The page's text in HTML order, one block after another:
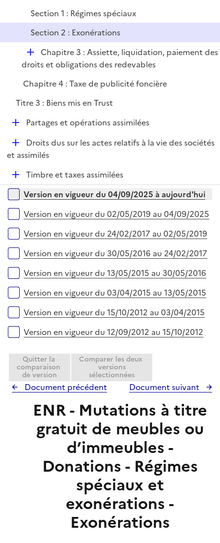
r
e
r
p
i
r
Section 1 : Régimes spéciaux
Section 2 : Exonérations
D
é
l
i
r
Chapitre 3 : Assiette, liquidation, paiement des
droits et obligations des redevables
Chapitre 4 : Taxe de publicité foncière
Titre 3 : Biens mis en Trust
D
l
r
Partages et opérations assimilées
D
é
e
r
Droits dus sur les actes relatifs à la vie des sociétés
et assimilés
D
é
p
e
Timbre et taxes assimilées
Versions sur la période
Version en vigueur du 04/09/2025 à aujourd'hui
Version en vigueur du 02/05/2019 au 04/09/2025
Version en vigueur du 24/02/2017 au 02/05/2019
Version en vigueur du 30/05/2016 au 24/02/2017
Version en vigueur du 13/05/2015 au 30/05/2016
Version en vigueur du 03/04/2015 au 13/05/2015
Version en vigueur du 15/10/2012 au 03/04/2015
Version en vigueur du 12/09/2012 au 15/10/2012
Quitter la
comparaison
de version
Comparer les deux
versions
sélectionnées
Document précédent Document suivant
ENR - Mutations à titre
gratuit de meubles ou
d’immeubles -
Donations - Régimes
spéciaux et
exonérations -
Exonérations